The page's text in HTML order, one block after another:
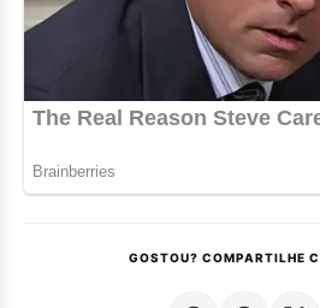
GOSTOU? COMPARTILHE